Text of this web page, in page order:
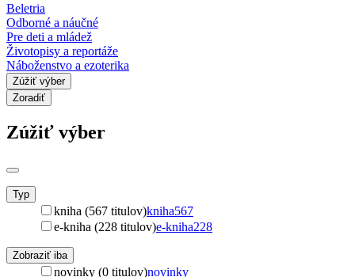
Beletria
Odborné a náučné
Pre deti a mládež
Životopisy a reportáže
Náboženstvo a ezoterika
Zúžiť výber
Zoradiť
Zúžiť výber
Typ
kniha (567 titulov)kniha567
e-kniha (228 titulov)e-kniha228
Zobraziť iba
novinky (0 titulov)novinky